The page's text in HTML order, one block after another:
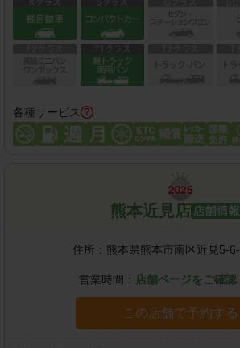
各種サービス
熊本近見店
住所： 熊本県熊本市南区近見5-
営業時間： 店舗ページをご確
この店舗で予約する